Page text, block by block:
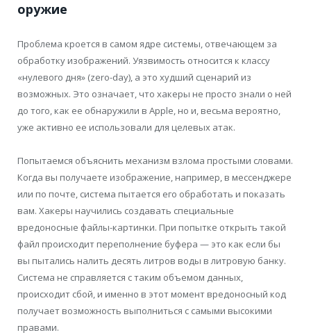
оружие
Проблема кроется в самом ядре системы, отвечающем за
обработку изображений. Уязвимость относится к классу
«нулевого дня» (zero-day), а это худший сценарий из
возможных. Это означает, что хакеры не просто знали о ней
до того, как ее обнаружили в Apple, но и, весьма вероятно,
уже активно ее использовали для целевых атак.
Попытаемся объяснить механизм взлома простыми словами.
Когда вы получаете изображение, например, в мессенджере
или по почте, система пытается его обработать и показать
вам. Хакеры научились создавать специальные
вредоносные файлы-картинки. При попытке открыть такой
файл происходит переполнение буфера — это как если бы
вы пытались налить десять литров воды в литровую банку.
Система не справляется с таким объемом данных,
происходит сбой, и именно в этот момент вредоносный код
получает возможность выполниться с самыми высокими
правами.